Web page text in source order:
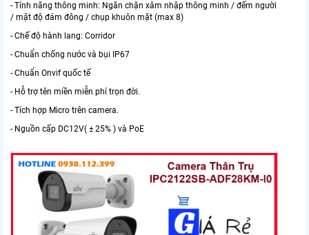
- Tính năng thông minh: Ngăn chặn xâm nhập thông minh / đếm người
/ mật độ đám đông / chụp khuôn mặt (max 8)
- Chế độ hành lang: Corridor
- Chuẩn chống nước và bụi IP67
- Chuẩn Onvif quốc tế
- Hỗ trợ tên miền miễn phí trọn đời.
- Tích hợp Micro trên camera.
- Nguồn cấp DC12V( ± 25% ) và PoE